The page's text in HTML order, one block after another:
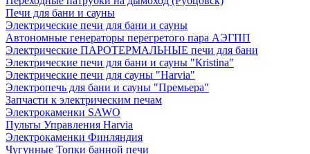
Печи для бани и сауны
Электрические печи для бани и сауны
Автономные генераторы перегретого пара АЭГПП
Электрические ПАРОТЕРМАЛЬНЫЕ печи для бани
Электрические печи для бани и сауны "Кristina"
Электрические печи для сауны "Harvia"
Электропечь для бани и сауны "Премьера"
Запчасти к электрическим печам
Электрокаменки SAWO
Пульты Управления Harvia
Электрокаменки Финляндия
Чугунные Топки банной печи